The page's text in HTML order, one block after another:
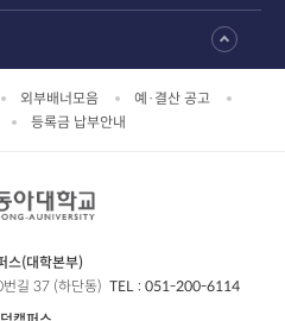
외부배너모음
예·결산 공고
등록금 납부안내
스(대학본부)
길 37 (하단동) TEL : 051-200-6114